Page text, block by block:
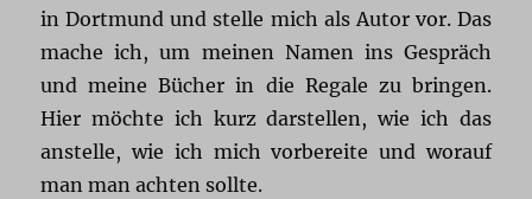
in Dortmund und stelle mich als Autor vor. Das
mache ich, um meinen Namen ins Gespräch
und meine Bücher in die Regale zu bringen.
Hier möchte ich kurz darstellen, wie ich das
anstelle, wie ich mich vorbereite und worauf
man man achten sollte.